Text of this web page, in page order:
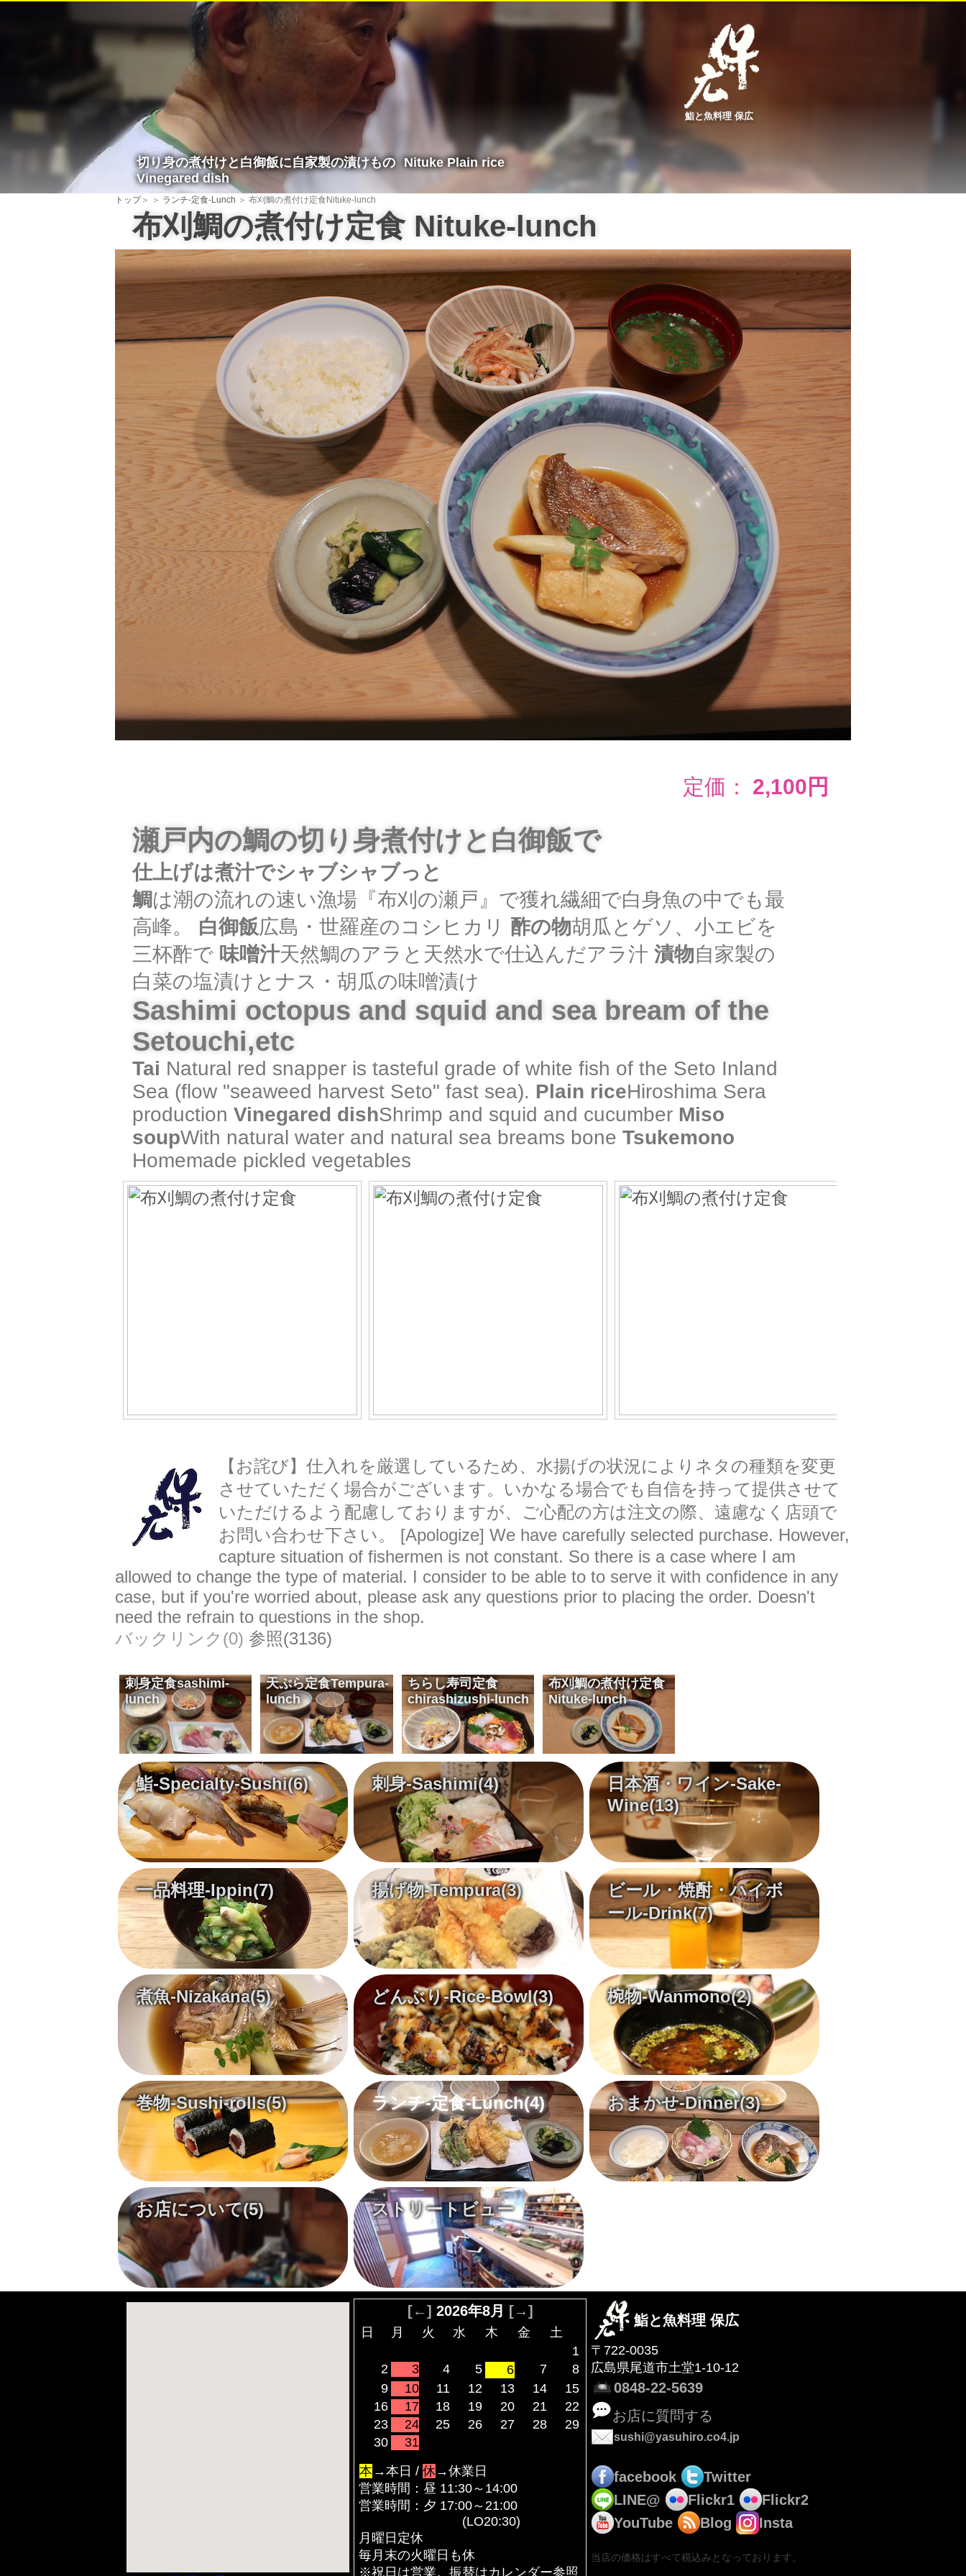
鮨と魚料理 保広
トップ＞ ＞ ランチ-定食-Lunch ＞ 布刈鯛の煮付け定食 Nituke-lunch
切り身の煮付けと白御飯に自家製の漬けもの Nituke Plain rice
Vinegared dish
布刈鯛の煮付け定食 Nituke-lunch
定価： 2,100円
瀬戸内の鯛の切り身煮付けと白御飯で
仕上げは煮汁でシャブシャブっと
鯛は潮の流れの速い漁場『布刈の瀬戸』で獲れ繊細で白身魚の中でも最
高峰。 白御飯広島・世羅産のコシヒカリ 酢の物胡瓜とゲソ、小エビを
三杯酢で 味噌汁天然鯛のアラと天然水で仕込んだアラ汁 漬物自家製の
白菜の塩漬けとナス・胡瓜の味噌漬け
Sashimi octopus and squid and sea bream of the
Setouchi,etc
Tai Natural red snapper is tasteful grade of white fish of the Seto Inland
Sea (flow "seaweed harvest Seto" fast sea). Plain riceHiroshima Sera
production Vinegared dishShrimp and squid and cucumber Miso
soupWith natural water and natural sea breams bone Tsukemono
Homemade pickled vegetables
【お詫び】仕入れを厳選しているため、水揚げの状況によりネタの種類を変更
させていただく場合がございます。いかなる場合でも自信を持って提供させて
いただけるよう配慮しておりますが、ご心配の方は注文の際、遠慮なく店頭で
お問い合わせ下さい。 [Apologize] We have carefully selected purchase. However,
capture situation of fishermen is not constant. So there is a case where I am
allowed to change the type of material. I consider to be able to to serve it with confidence in any
case, but if you're worried about, please ask any questions prior to placing the order. Doesn't
need the refrain to questions in the shop.
バックリンク(0) 参照(3136)
刺身定食sashimi-
lunch
天ぷら定食Tempura-
lunch
ちらし寿司定食
chirashizushi-lunch
布刈鯛の煮付け定食
Nituke-lunch
鮨-Specialty-Sushi(6) 刺身-Sashimi(4)
日本酒・ワイン-Sake-
Wine(13)
一品料理-Ippin(7) 揚げ物-Tempura(3)
ビール・焼酎・ハイボ
ール-Drink(7)
煮魚-Nizakana(5) どんぶり-Rice-Bowl(3) 椀物-Wanmono(2)
巻物-Sushi-rolls(5) ランチ-定食-Lunch(4) おまかせ-Dinner(3)
お店について(5) ストリートビュー
[←] 2026年8月 [→]
日 月 火 水 木 金
土
1
2
3 4 5 6 7
8
9
10 11 12 13 14
15
16
17 18 19 20 21
22
23
24 25 26 27 28
29
30
31
本 →本日 / 休→休業日
営業時間：昼 11:30～14:00
営業時間：夕 17:00～21:00
(LO20:30)
月曜日定休
毎月末の火曜日も休
※祝日は営業。振替はカレンダー参照
鮨と魚料理 保広
〒722-0035
広島県尾道市土堂1-10-12
0848-22-5639
お店に質問する
sushi@yasuhiro.co4.jp
facebook
Twitter
LINE@
Flickr1
Flickr2
YouTube
Blog Insta
当店の価格はすべて税込みとなっております。